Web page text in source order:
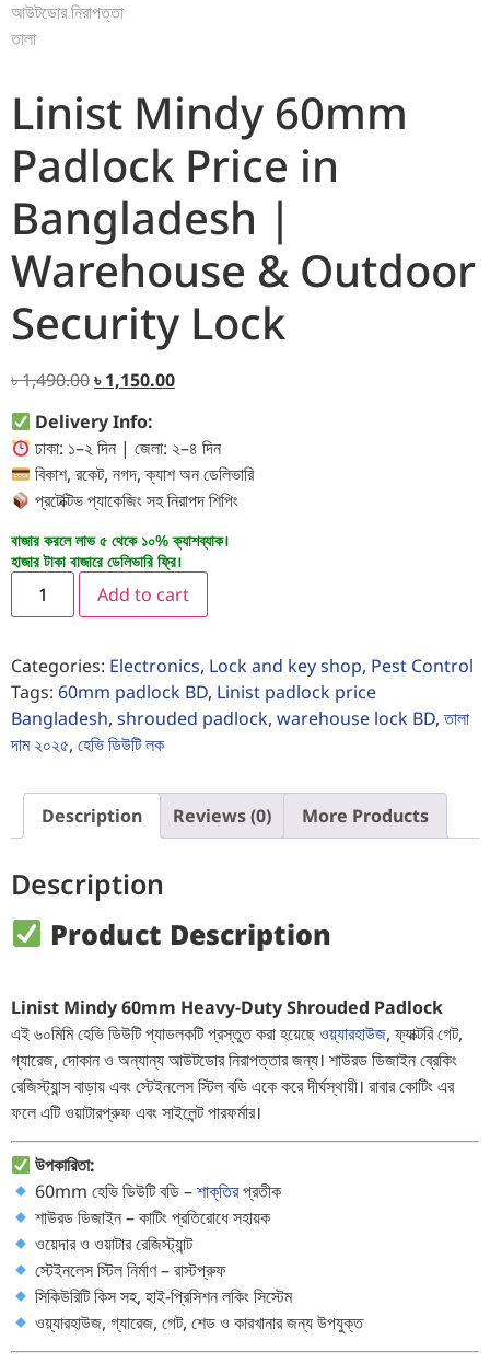
Linist Mindy 60mm
Padlock Price in
Bangladesh |
Warehouse & Outdoor
Security Lock
৳1,490.00৳1,150.00
Delivery Info:
ঢাকা: ১–২ দিন | জেলা: ২–৪ দিন
বিকাশ, রকেট, নগদ, ক্যাশ অন ডেলিভারি
প্রটেক্টিভ প্যাকেজিং সহ নিরাপদ শিপিং
বাজার করলে লাভ ৫ থেকে ১০% ক্যাশব্যাক।
হাজার টাকা বাজারে ডেলিভারি ফ্রি।
Add to cart
Categories: Electronics, Lock and key shop, Pest Control
Tags: 60mm padlock BD, Linist padlock price
Bangladesh, shrouded padlock, warehouse lock BD,তালা
দাম ২০২৫, হেভি ডিউটি লক
Description Reviews (0) More Products
Description
Product Description
Linist Mindy 60mm Heavy-Duty Shrouded Padlock
এই ৬০মিমি হেভি ডিউটি প্যাডলকটি প্রস্তুত করা হয়েছেওয়্যারহাউজ, ফ্যাক্টরি গেট,
গ্যারেজ, দোকান ও অন্যান্য আউটডোর নিরাপত্তার জন্য। শাউরড ডিজাইন ব্রেকিং
রেজিস্ট্যান্স বাড়ায় এবং স্টেইনলেস স্টিল বডি একে করে দীর্ঘস্থায়ী। রাবার কোটিং এর
ফলে এটি ওয়াটারপ্রুফ এবং সাইলেন্ট পারফর্মার।
উপকারিতা:
60mm হেভি ডিউটি বডি –শাক্‌তিরপ্রতীক
শাউরড ডিজাইন – কাটিং প্রতিরোধে সহায়ক
ওয়েদার ও ওয়াটার রেজিস্ট্যান্ট
স্টেইনলেস স্টিল নির্মাণ – রাস্টপ্রুফ
সিকিউরিটি কিস সহ, হাই-প্রিসিশন লকিং সিস্টেম
ওয়্যারহাউজ, গ্যারেজ, গেট, শেড ও কারখানার জন্য উপযুক্ত